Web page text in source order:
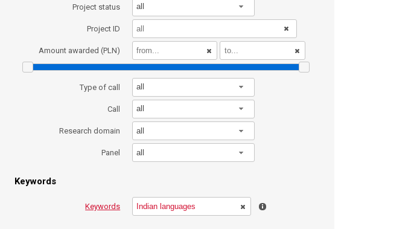
Project status all
Project ID
Amount awarded (PLN)
Type of call all
Call all
Research domain all
Panel all
Keywords
Keywords